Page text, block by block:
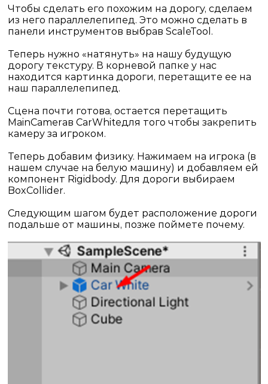
Чтобы сделать его похожим на дорогу, сделаем
из него параллелепипед. Это можно сделать в
панели инструментов выбрав ScaleTool .
Теперь нужно «натянуть» на нашу будущую
дорогу текстуру. В корневой папке у нас
находится картинка дороги, перетащите ее на
наш параллелепипед.
Сцена почти готова, остается перетащить
MainCameraв CarWhiteдля того чтобы закрепить
камеру за игроком.
Теперь добавим физику. Нажимаем на игрока (в
нашем случае на белую машину) и добавляем ей
компонент Rigidbody. Для дороги выбираем
BoxCollider.
Следующим шагом будет расположение дороги
подальше от машины, позже поймете почему.